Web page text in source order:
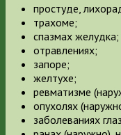
простуде,
трахоме;
спазмах желудка;
отравлениях;
запоре;
желтухе;
ревматизме
опухолях
заболеваниях